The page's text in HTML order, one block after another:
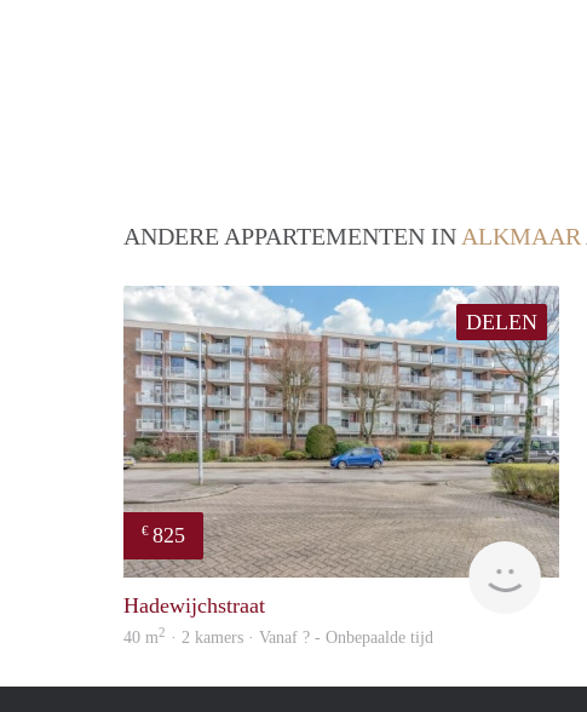
ANDERE APPARTEMENTEN IN ALKMAAR
DELEN
€ 825
finder
Hadewijchstraat
40 m2 · 2 kamers · Vanaf ? - Onbepaalde tijd